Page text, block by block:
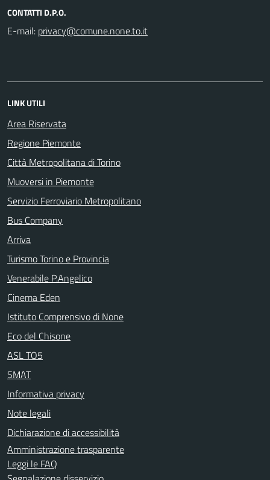
CONTATTI D.P.O.
E-mail:
LINK UTILI
Area Riservata
Regione Piemonte
Città Metropolitana di Torino
Muoversi in Piemonte
Servizio Ferroviario Metropolitano
Bus Company
Arriva
Turismo Torino e Provincia
Venerabile P.Angelico
Cinema Eden
Istituto Comprensivo di None
Eco del Chisone
ASL TO5
SMAT
Informativa privacy
Note legali
Dichiarazione di accessibilità
Amministrazione trasparente
Leggi le FAQ